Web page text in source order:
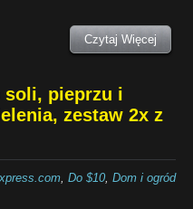
Czytaj Więcej
soli, pieprzu i
zestaw 2x z
, Do $10, Dom i ogród